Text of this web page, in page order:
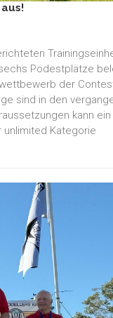
Podestplätze
der
sind in den
kann ein
Kategorie